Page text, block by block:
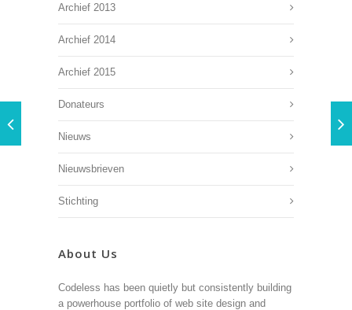
Archief 2013
Archief 2014
Archief 2015
Donateurs
Nieuws
Nieuwsbrieven
Stichting
About Us
Codeless has been quietly but consistently building
a powerhouse portfolio of web site design and